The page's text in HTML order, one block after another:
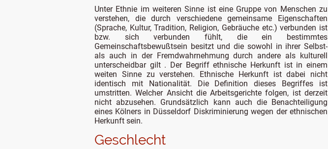
Geschlecht
Unter Ethnie im weiteren Sinne ist eine Gruppe von Menschen zu
verstehen, die durch verschiedene gemeinsame Eigenschaften
(Sprache, Kultur, Tradition, Religion, Gebräuche etc.) verbunden ist
bzw. sich verbunden fühlt, die ein bestimmtes
Gemeinschaftsbewußtsein besitzt und die sowohl in ihrer Selbst-
als auch in der Fremdwahrnehmung durch andere als kulturell
unterscheidbar gilt . Der Begriff ethnische Herkunft ist in einem
weiten Sinne zu verstehen. Ethnische Herkunft ist dabei nicht
identisch mit Nationalität. Die Definition dieses Begriffes ist
umstritten. Welcher Ansicht die Arbeitsgerichte folgen, ist derzeit
nicht abzusehen. Grundsätzlich kann auch die Benachteiligung
eines Kölners in Düsseldorf Diskriminierung wegen der ethnischen
Herkunft sein.